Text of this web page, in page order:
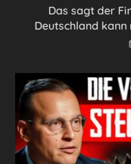
Das sagt der
Deutschland